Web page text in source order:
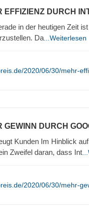
EFFIZIENZ DURCH
in der heutigen Zeit
Da ...Weiterlesen
2020/06/30/mehr-
GEWINN DURCH
Kunden Im Hinblick
Zweifel daran, dass Int
2020/06/30/mehr-